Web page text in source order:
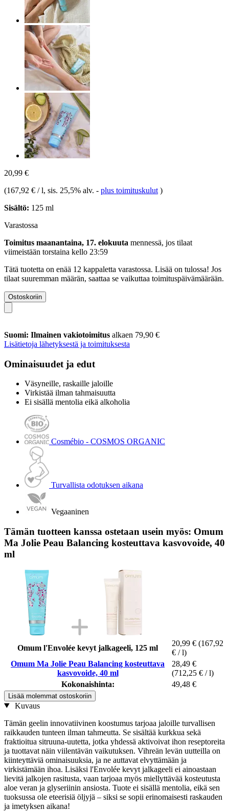
20,99 €
(167,92 € / l, sis. 25,5% alv. - plus toimituskulut )
Sisältö: 125 ml
Varastossa
Toimitus maanantaina, 17. elokuuta mennessä, jos tilaat
viimeistään torstaina kello 23:59
Tätä tuotetta on enää 12 kappaletta varastossa. Lisää on tulossa! Jos
tilaat suuremman määrän, saattaa se vaikuttaa toimituspäivämäärään.
Ostoskoriin
Suomi: Ilmainen vakiotoimitus alkaen 79,90 €
Lisätietoja lähetyksestä ja toimituksesta
Ominaisuudet ja edut
Väsyneille, raskaille jaloille
Virkistää ilman tahmaisuutta
Ei sisällä mentolia eikä alkoholia
Cosmébio - COSMOS ORGANIC
Turvallista odotuksen aikana
Vegaaninen
Tämän tuotteen kanssa ostetaan usein myös: Omum
Ma Jolie Peau Balancing kosteuttava kasvovoide, 40
ml
Omum l'Envolée kevyt jalkageeli, 125 ml
20,99 € (167,92
€ / l)
Omum Ma Jolie Peau Balancing kosteuttava
kasvovoide, 40 ml
28,49 €
(712,25 € / l)
Kokonaishinta:
49,48 €
Lisää molemmat ostoskoriin
Kuvaus
Tämän geelin innovatiivinen koostumus tarjoaa jaloille turvallisen
raikkauden tunteen ilman tahmeutta. Se sisältää kurkkua sekä
fraktioitua sitruuna-uutetta, jotka yhdessä aktivoivat ihon reseptoreita
ja tuottavat näin viilentävän vaikutuksen. Vihreän levän uutteilla on
kiinteyttäviä ominaisuuksia, ja ne auttavat elvyttämään ja
virkistämään ihoa. Lisäksi l'Envolée kevyt jalkageeli ei ainoastaan
lievitä jalkojen rasitusta, vaan tarjoaa myös miellyttävää kosteutusta
aloe veran ja glyseriinin ansiosta. Tuote ei sisällä mentolia, eikä sen
tuoksussa ole eteerisiä öljyjä – siksi se sopii erinomaisesti raskauden
ja imetyksen aikana!